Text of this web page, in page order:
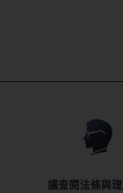
讓查閱法條與